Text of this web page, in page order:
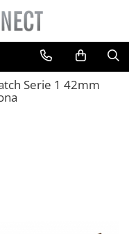
Serie 1 42mm